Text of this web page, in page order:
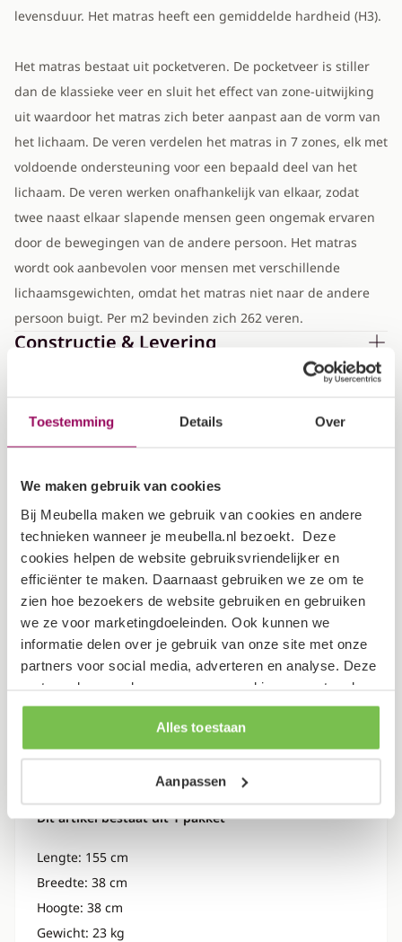
Toestemming Details Over
We maken gebruik van cookies
Bij Meubella maken we gebruik van cookies en andere
technieken wanneer je meubella.nl bezoekt. Deze
cookies helpen de website gebruiksvriendelijker en
efficiënter te maken. Daarnaast gebruiken we ze om te
zien hoe bezoekers de website gebruiken en gebruiken
we ze voor marketingdoeleinden. Ook kunnen we
informatie delen over je gebruik van onze site met onze
partners voor social media, adverteren en analyse. Deze
partners kunnen deze gegevens combineren met andere
informatie die je aan ze hebt verstrekt of die ze hebben
verzameld op basis van je gebruik van hun services.
Alles toestaan
Aanpassen
levensduur. Het matras heeft een gemiddelde hardheid (H3).
Het matras bestaat uit pocketveren. De pocketveer is stiller
dan de klassieke veer en sluit het effect van zone-uitwijking
uit waardoor het matras zich beter aanpast aan de vorm van
het lichaam. De veren verdelen het matras in 7 zones, elk met
voldoende ondersteuning voor een bepaald deel van het
lichaam. De veren werken onafhankelijk van elkaar, zodat
twee naast elkaar slapende mensen geen ongemak ervaren
door de bewegingen van de andere persoon. Het matras
wordt ook aanbevolen voor mensen met verschillende
lichaamsgewichten, omdat het matras niet naar de andere
persoon buigt. Per m2 bevinden zich 262 veren.
Constructie & Levering
Breedte 140 cm
Hoogte 17 cm
Specificaties
lattenbodem
Nee
Garantietermijn 2 jaar
Verpakking
Dit artikel bestaat uit 1 pakket
Lengte: 155 cm
Breedte: 38 cm
Hoogte: 38 cm
Gewicht: 23 kg